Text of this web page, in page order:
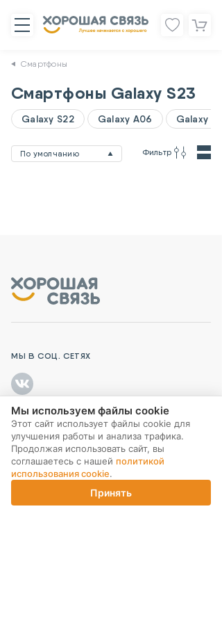
Смартфоны
Смартфоны Galaxy S23
Galaxy S22 Galaxy A06 Galaxy
По умолчанию Фильтр
Корзина
МЫ В СОЦ. СЕТЯХ
ПОДПИСКА НА РАССЫЛКУ
Мы используем файлы cookie
Этот сайт использует файлы cookie для
улучшения работы и анализа трафика.
Продолжая использовать сайт, вы
соглашаетесь с нашей политикой
использования cookie.
Принять